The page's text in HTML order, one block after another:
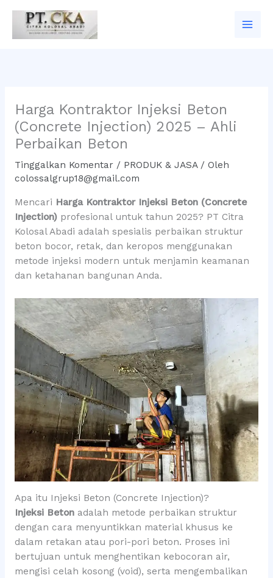
konten
Harga Kontraktor Injeksi Beton
(Concrete Injection) 2025 – Ahli
Perbaikan Beton
Tinggalkan Komentar / PRODUK & JASA/ Oleh
colossalgrup18@gmail.com
Mencari Harga Kontraktor Injeksi Beton (Concrete
Injection)profesional untuk tahun 2025? PT Citra
Kolosal Abadi adalah spesialis perbaikan struktur
beton bocor, retak, dan keropos menggunakan
metode injeksi modern untuk menjamin keamanan
dan ketahanan bangunan Anda.
Apa itu Injeksi Beton (Concrete Injection)?
Injeksi Betonadalah metode perbaikan struktur
dengan cara menyuntikkan material khusus ke
dalam retakan atau pori-pori beton. Proses ini
bertujuan untuk menghentikan kebocoran air,
mengisi celah kosong (void), serta mengembalikan